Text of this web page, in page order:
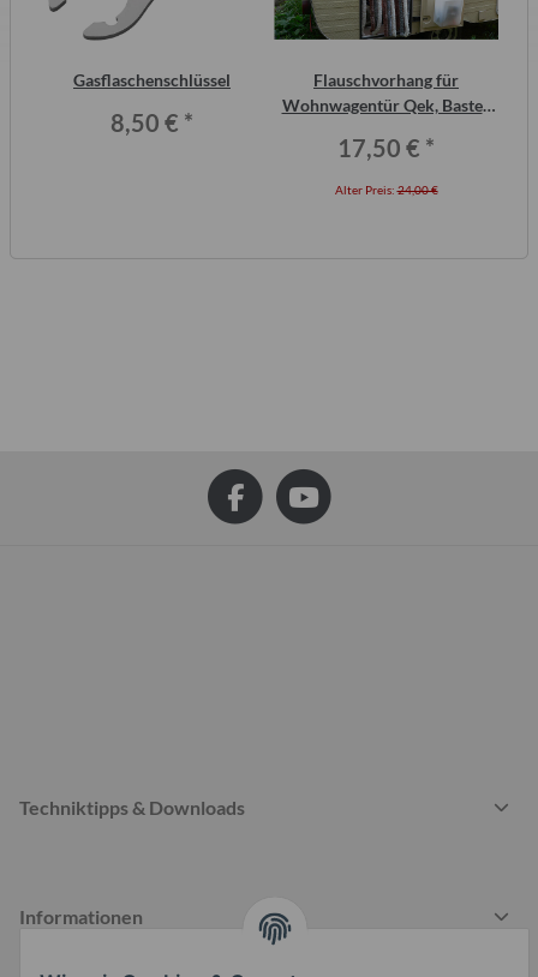
Gasflaschenschlüssel
8,50 € *
Flauschvorhang für
Wohnwagentür Qek, Bastei,
17,50 € *
Alter Preis:24,00 €
Techniktipps & Downloads
Informationen